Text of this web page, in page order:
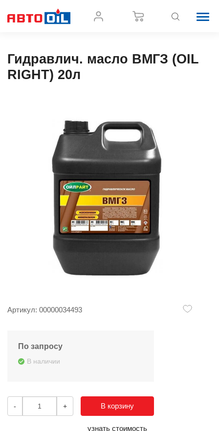
Гидравлич. масло ВМГЗ (OIL
RIGHT) 20л
Артикул: 00000034493
По запросу
В наличии
- + В корзину
узнать стоимость